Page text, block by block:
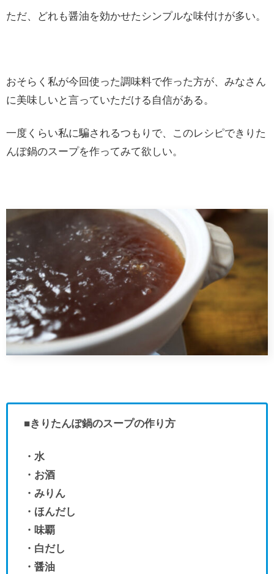
ただ、どれも醤油を効かせたシンプルな味付けが多い。
おそらく私が今回使った調味料で作った方が、みなさん
に美味しいと言っていただける自信がある。
一度くらい私に騙されるつもりで、このレシピできりた
んぽ鍋のスープを作ってみて欲しい。
■きりたんぽ鍋のスープの作り方
・水
・お酒
・みりん
・ほんだし
・味覇
・白だし
・醤油